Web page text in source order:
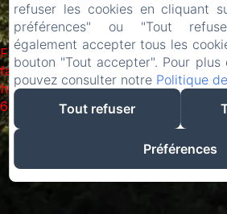
Failed to load BookingEngine/index:
failed. (missing:
https://
65acea04403f90f9-
refuser les cookies en cliquant
préférences" ou "Tout
également accepter tous les
bouton "Tout accepter". Pour plus
pouvez consulter notre Politique
Tout refuser
Préférences